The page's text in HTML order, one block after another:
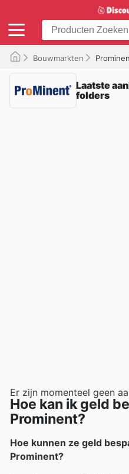
Bouwmarkten
Laatste
folders
Er zijn momenteel geen
Hoe kan ik geld
Prominent?
Hoe kunnen ze geld
Prominent?